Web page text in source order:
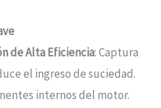
de Alta Eficiencia: Captura
el ingreso de suciedad.
internos del motor.